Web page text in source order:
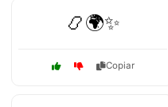
📿🌍✨
Copiar